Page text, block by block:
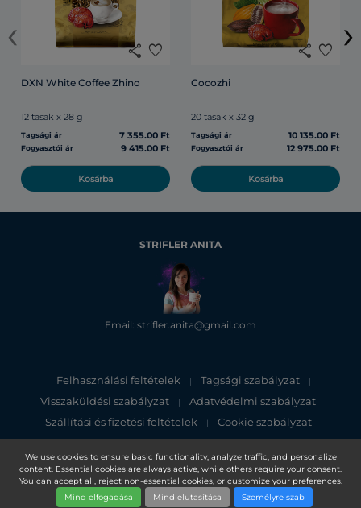
We use cookies to ensure basic functionality, analyze traffic, and personalize
content. Essential cookies are always active, while others require your consent.
You can accept all, reject non-essential cookies, or customize your preferences.
Mind elfogadása
Mind elutasítása Személyre szab
share favorite
DXN White Coffee Zhino
12 tasak x 28 g
Tagsági ár 7 355.00 Ft
Fogyasztói ár 9 415.00 Ft
Kosárba
share favorite
Cocozhi
20 tasak x 32 g
Tagsági ár 10 135.00 Ft
Fogyasztói ár 12 975.00 Ft
Kosárba
‹ ›
STRIFLER ANITA
Email: strifler.anita@gmail.com
Felhasználási feltételek | Tagsági szabályzat |
Visszaküldési szabályzat | Adatvédelmi szabályzat |
Szállítási és fizetési feltételek | Cookie szabályzat |
Adatvédelmi tájékoztató
Copyright 2025, DXN Holdings Bhd. 199501033918 (363120-V)